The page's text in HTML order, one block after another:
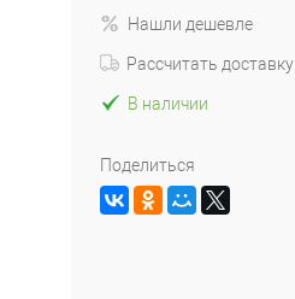
Нашли дешевле
Рассчитать доставку
В наличии
Поделиться